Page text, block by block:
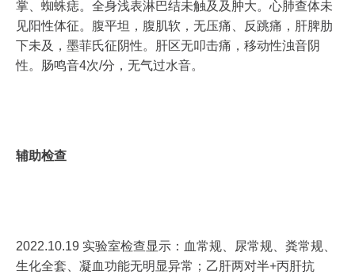
掌、蜘蛛痣。全身浅表淋巴结未触及及肿大。心肺查体未
见阳性体征。腹平坦，腹肌软，无压痛、反跳痛，肝脾肋
下未及，墨菲氏征阴性。肝区无叩击痛，移动性浊音阴
性。肠鸣音4次/分，无气过水音。
辅助检查
2022.10.19 实验室检查显示：血常规、尿常规、粪常规、
生化全套、凝血功能无明显异常；乙肝两对半+丙肝抗